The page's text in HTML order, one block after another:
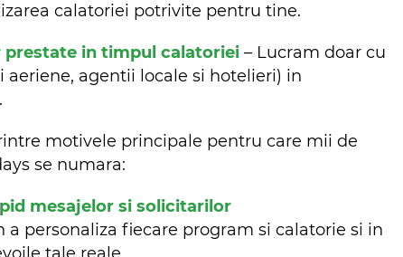
calatoriei potrivite pentru tine.
prestate in timpul calatoriei – Lucram doar cu
agentii locale si hotelieri) in
motivele principale pentru care mii de
se numara:
mesajelor si solicitarilor
personaliza fiecare program si calatorie si in